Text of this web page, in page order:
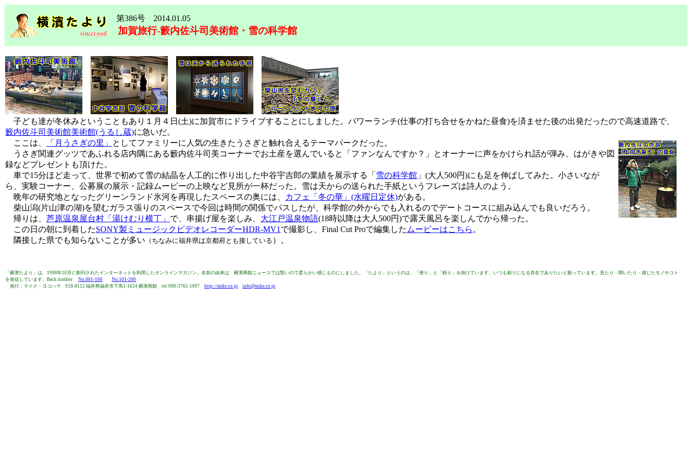
第386号 2014.01.05
加賀旅行-籔内佐斗司美術館・雪の科学館
子ども達が冬休みということもあり１月４日(土)に加賀市にドライブすることにしました。パワーランチ(仕事の打ち合せをかねた昼食)を済ませた後の出発だったので高速道路で、
籔内佐斗司美術館美術館(うるし蔵)に急いだ。
ここは、
「月うさぎの里」
としてファミリーに人気の生きたうさぎと触れ合えるテーマパークだった。
うさぎ関連グッツであふれる店内隅にある籔内佐斗司美コーナーでお土産を選んでいると「ファンなんですか？」とオーナーに声をかけられ話が弾み、はがきや図
録などプレゼントも頂けた。
車で15分ほど走って、世界で初めて雪の結晶を人工的に作り出した中谷宇吉郎の業績を展示する「 雪の科学館 」(大人500円)にも足を伸ばしてみた。小さいなが
ら、実験コーナー、公募展の展示・記録ムービーの上映など見所が一杯だった。雪は天からの送られた手紙というフレーズは詩人のよう。
晩年の研究地となったグリーンランド氷河を再現したスペースの奥には、
カフェ「冬の華」(水曜日定休)がある。
柴山潟(片山津の湖)を望むガラス張りのスペースで今回は時間の関係でパスしたが、科学館の外からでも入れるのでデートコースに組み込んでも良いだろう。
帰りは、 芦原温泉屋台村「湯けむり横丁」 で、串揚げ屋を楽しみ、 大江戸温泉物語(18時以降は大人500円)で露天風呂を楽しんでから帰った。
この日の朝に到着したSONY製ミュージックビデオレコーダーHDR-MV1 で撮影し、Final Cut Proで編集した ムービーはこちら 。
隣接した県でも知らないことが多い （ちなみに福井県は京都府とも接している ）。
「横濱たより」は、1998年10月に創刊されたインターネットを利用したオンラインマガジン。名前の由来は、横濱商館ニュースでは堅いので柔らかい感じものにしました。「たより」というのは、「便り」と「頼り」を掛けています。いつも頼りになる存在でありたいと願っています。見たり・聞いたり・感じたモノやコト
を発信しています。Back number No.001-100
No.101-200
発行：マイク・ヨコハマ 918-8112 福井県福井市下馬1-1624 横濱商館 tel:090-3765-1097 http://mike.co.jp info@mike.co.jp